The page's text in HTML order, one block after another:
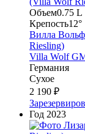
Объем0.75 L
Крепость12°
Вилла
Riesling)
Villa Wolf
Германия
Сухое
2 190 ₽
Год 2023